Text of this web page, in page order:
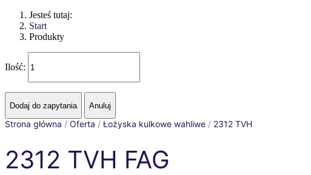
Jesteś tutaj:
Start
Produkty
Ilość:
Strona główna / Oferta / Łożyska kulkowe wahliwe / 2312 TVH
2312 TVH FAG